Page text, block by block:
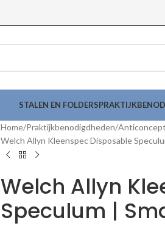
STALEN EN FOLDERS
Home Praktijkbenodigdheden
Welch Allyn Kleenspec Disposable
Welch Allyn
Speculum |